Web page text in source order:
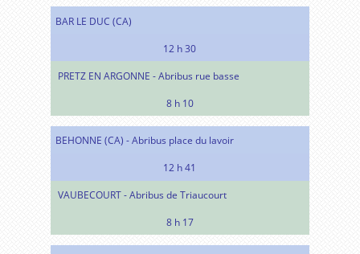
BAR LE DUC (CA)
12 h 30
PRETZ EN ARGONNE - Abribus rue basse
8 h 10
BEHONNE (CA) - Abribus place du lavoir
12 h 41
VAUBECOURT - Abribus de Triaucourt
8 h 17